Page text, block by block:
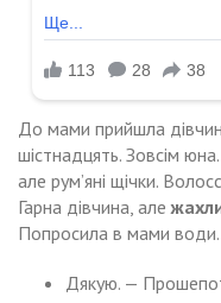
До мами прийшла
шістнадцять. Зовсім
але рум’яні щічки.
Гарна дівчина, але
Попросила в мами води.
Дякую. —